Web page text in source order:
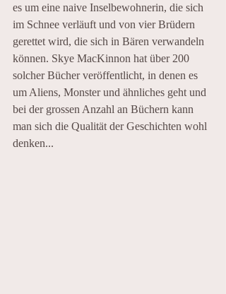
es um eine naive Inselbewohnerin, die sich
im Schnee verläuft und von vier Brüdern
gerettet wird, die sich in Bären verwandeln
können. Skye MacKinnon hat über 200
solcher Bücher veröffentlicht, in denen es
um Aliens, Monster und ähnliches geht und
bei der grossen Anzahl an Büchern kann
man sich die Qualität der Geschichten wohl
denken...